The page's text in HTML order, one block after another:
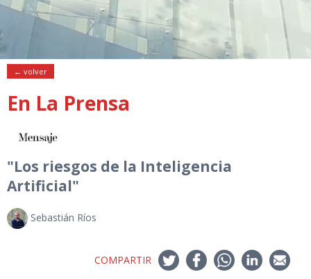
← volver
En La Prensa
"Los riesgos de la Inteligencia
Artificial"
Sebastián Ríos
COMPARTIR